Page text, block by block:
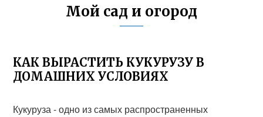
Мой сад и огород
КАК ВЫРАСТИТЬ КУКУРУЗУ В
ДОМАШНИХ УСЛОВИЯХ
Кукуруза - одно из самых распространенных